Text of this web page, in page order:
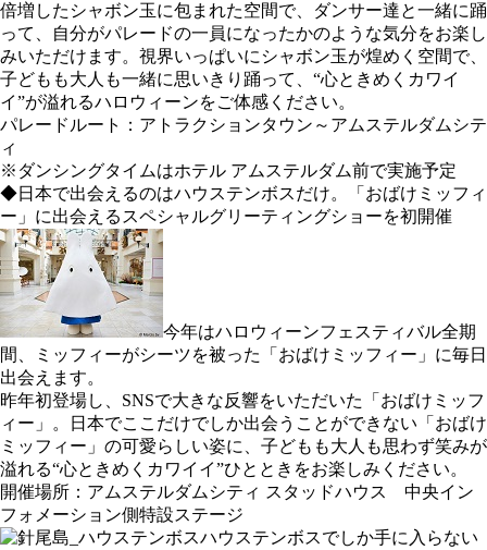
倍増したシャボン玉に包まれた空間で、ダンサー達と一緒に踊
って、自分がパレードの一員になったかのような気分をお楽し
みいただけます。視界いっぱいにシャボン玉が煌めく空間で、
子どもも大人も一緒に思いきり踊って、“心ときめくカワイ
イ”が溢れるハロウィーンをご体感ください。
パレードルート：アトラクションタウン～アムステルダムシテ
ィ
※ダンシングタイムはホテル アムステルダム前で実施予定
◆日本で出会えるのはハウステンボスだけ。「おばけミッフィ
ー」に出会えるスペシャルグリーティングショーを初開催
今年はハロウィーンフェスティバル全期
間、ミッフィーがシーツを被った「おばけミッフィー」に毎日
出会えます。
昨年初登場し、SNSで大きな反響をいただいた「おばけミッフ
ィー」。日本でここだけでしか出会うことができない「おばけ
ミッフィー」の可愛らしい姿に、子どもも大人も思わず笑みが
溢れる“心ときめくカワイイ”ひとときをお楽しみください。
開催場所：アムステルダムシティ スタッドハウス 中央イン
フォメーション側特設ステージ
ハウステンボスでしか手に入らない